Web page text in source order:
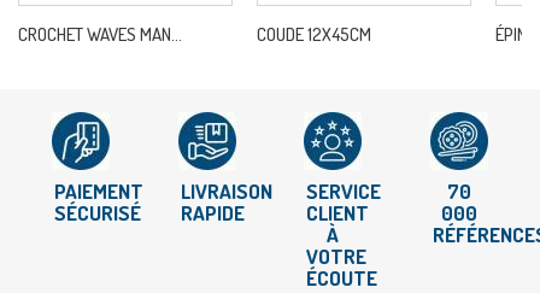
CROCHET WAVES MAN... COUDE 12X45CM
PAIEMENT
SÉCURISÉ
LIVRAISON
RAPIDE
SERVICE
CLIENT
À
VOTRE
ÉCOUTE
70
000